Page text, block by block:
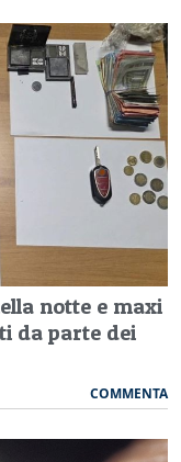
notte e maxi
da parte dei
COMMENTA